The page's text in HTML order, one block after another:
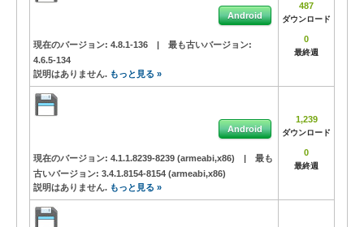
Android
現在のバージョン: 4.8.1-136 |
最も古いバージョン:
4.6.5-134
説明はありません. もっと見る »
487
ダウンロード
0
最終週
Android
現在のバージョン: 4.1.1.8239-8239 (armeabi,x86) |
最も
古いバージョン: 3.4.1.8154-8154 (armeabi,x86)
説明はありません. もっと見る »
1,239
ダウンロード
0
最終週